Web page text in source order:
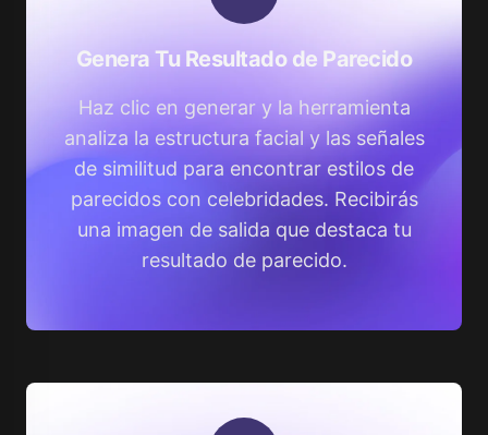
Genera Tu Resultado de Parecido
Haz clic en generar y la herramienta
analiza la estructura facial y las señales
de similitud para encontrar estilos de
parecidos con celebridades. Recibirás
una imagen de salida que destaca tu
resultado de parecido.